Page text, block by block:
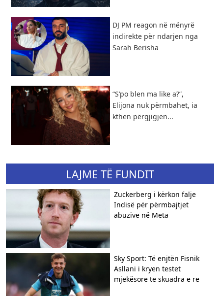
DJ PM reagon në mënyrë
indirekte për ndarjen nga
Sarah Berisha
“S’po blen ma like a?”,
Elijona nuk përmbahet, ia
kthen përgjigjen...
LAJME TË FUNDIT
Zuckerberg i kërkon falje
Indisë për përmbajtjet
abuzive në Meta
Sky Sport: Të enjtën Fisnik
Asllani i kryen testet
mjekësore te skuadra e re